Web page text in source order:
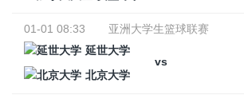
01-01 08:33
亚洲大学生篮球联赛
延世大学
vs
北京大学